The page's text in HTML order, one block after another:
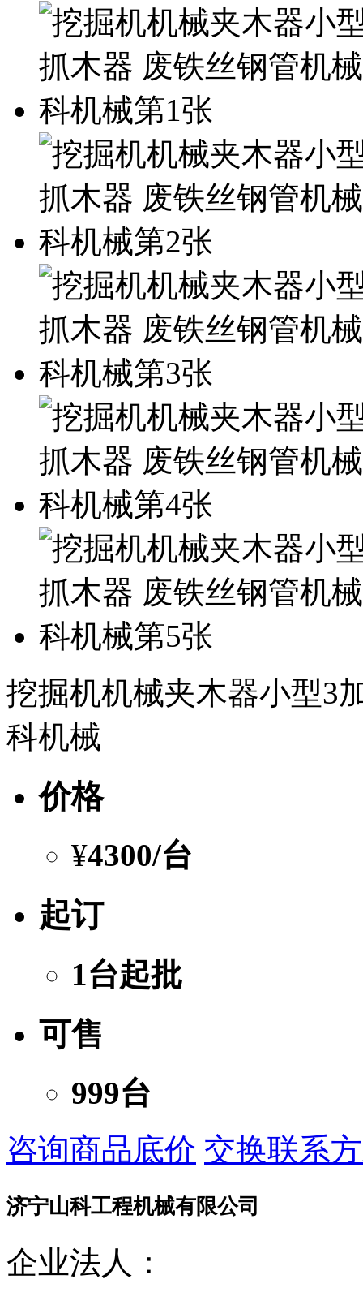
挖掘机机械夹木器小型3
科机械
价格
¥4300/台
起订
1台起批
可售
999台
咨询商品底价 交换联系
济宁山科工程机械有限公司
企业法人：